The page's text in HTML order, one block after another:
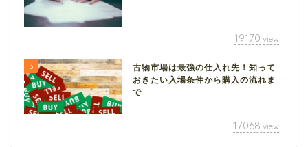
19170 view
3
古物市場は最強の仕入れ先！知って
おきたい入場条件から購入の流れま
で
17068 view